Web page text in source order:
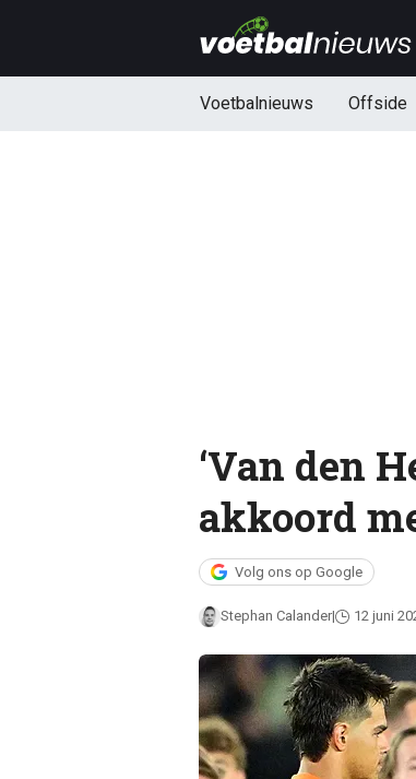
Voetbalnieuws Offside
‘Van den
akkoord
Volg ons op Google
Stephan Calander 12 juni